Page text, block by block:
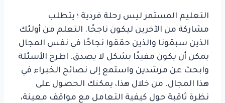
التعليم المستمر ليس رحلة فردية ؛ يتطلب
مشاركة من الآخرين ليكون ناجحًا. التعلم من أولئك
الذين سبقونا والذين حققوا نجاحًا في نفس المجال
يمكن أن يكون مفيدًا بشكل لا يصدق. اطرح الأسئلة
وابحث عن مرشدين واستمع إلى نصائح الخبراء في
هذا المجال. من خلال هذا، يمكنك الحصول على
نظرة ثاقبة حول كيفية التعامل مع مواقف معينة،